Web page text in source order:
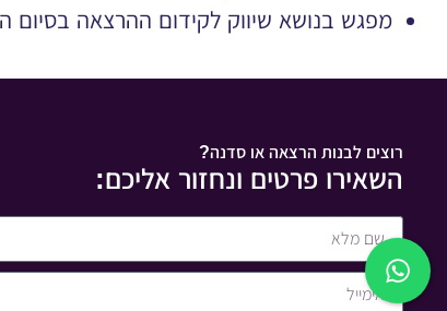
מפגש בנושא שיווק לקידום ההרצאה בסיום
רוצים לבנות הרצאה או סדנה?
השאירו פרטים ונחזור אליכם: